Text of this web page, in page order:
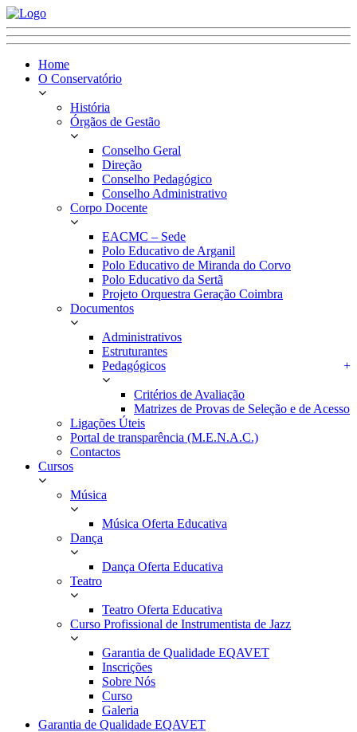
Home
O Conservatório
História
Órgãos de Gestão
Conselho Geral
Direção
Conselho Pedagógico
Conselho Administrativo
Corpo Docente
EACMC – Sede
Polo Educativo de Arganil
Polo Educativo de Miranda do Corvo
Polo Educativo da Sertã
Projeto Orquestra Geração Coimbra
Documentos
Administrativos
Estruturantes
Pedagógicos
+
Critérios de Avaliação
Matrizes de Provas de Seleção e de Acesso
Ligações Úteis
Portal de transparência (M.E.N.A.C.)
Contactos
Cursos
Música
Música Oferta Educativa
Dança
Dança Oferta Educativa
Teatro
Teatro Oferta Educativa
Curso Profissional de Instrumentista de Jazz
Garantia de Qualidade EQAVET
Inscrições
Sobre Nós
Curso
Galeria
Garantia de Qualidade EQAVET